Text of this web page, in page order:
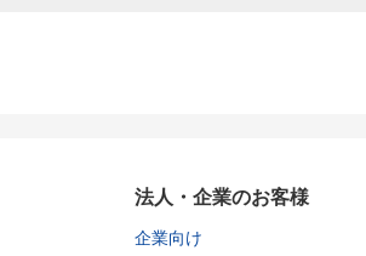
法人・企業のお客様
企業向け